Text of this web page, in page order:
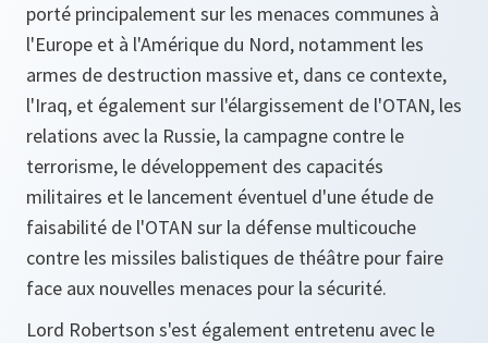
porté principalement sur les menaces communes à
l'Europe et à l'Amérique du Nord, notamment les
armes de destruction massive et, dans ce contexte,
l'Iraq, et également sur l'élargissement de l'OTAN, les
relations avec la Russie, la campagne contre le
terrorisme, le développement des capacités
militaires et le lancement éventuel d'une étude de
faisabilité de l'OTAN sur la défense multicouche
contre les missiles balistiques de théâtre pour faire
face aux nouvelles menaces pour la sécurité.
Lord Robertson s'est également entretenu avec le